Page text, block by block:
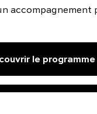
accompagnement
le programme